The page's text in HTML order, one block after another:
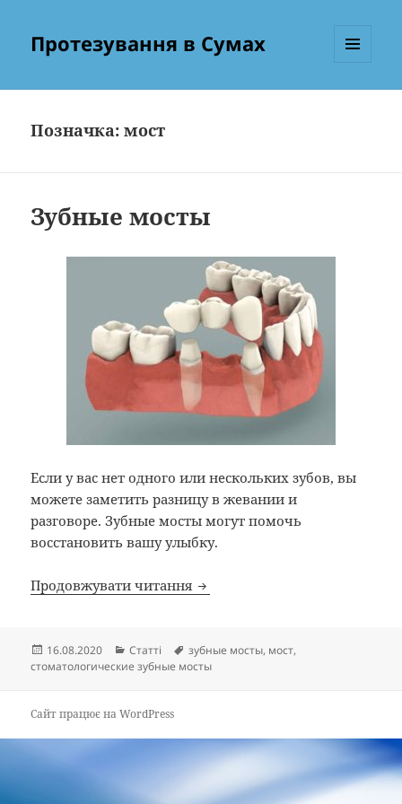
Протезування в Сумах
Позначка:мост
Зубные мосты
Если у вас нет одного или нескольких зубов, вы
можете заметить разницу в жевании и
разговоре. Зубные мосты могут помочь
восстановить вашу улыбку.
Продовжувати читання Зубные мосты
Опубліковано
16.08.2020 Категорії
Статті Позначки
зубные мосты, мост,
стоматологические зубные мосты
Сайт працює на WordPress